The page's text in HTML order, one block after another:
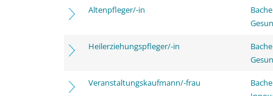
Altenpfleger/-in
Heilerziehungspfleger/-in
Veranstaltungskaufmann/-frau